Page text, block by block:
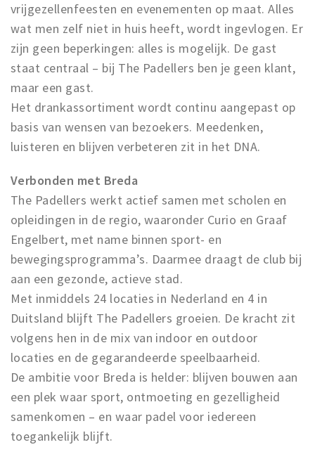
vrijgezellenfeesten en evenementen op maat. Alles
wat men zelf niet in huis heeft, wordt ingevlogen. Er
zijn geen beperkingen: alles is mogelijk. De gast
staat centraal – bij The Padellers ben je geen klant,
maar een gast.
Het drankassortiment wordt continu aangepast op
basis van wensen van bezoekers. Meedenken,
luisteren en blijven verbeteren zit in het DNA.
Verbonden met Breda
The Padellers werkt actief samen met scholen en
opleidingen in de regio, waaronder Curio en Graaf
Engelbert, met name binnen sport- en
bewegingsprogramma’s. Daarmee draagt de club bij
aan een gezonde, actieve stad.
Met inmiddels 24 locaties in Nederland en 4 in
Duitsland blijft The Padellers groeien. De kracht zit
volgens hen in de mix van indoor en outdoor
locaties en de gegarandeerde speelbaarheid.
De ambitie voor Breda is helder: blijven bouwen aan
een plek waar sport, ontmoeting en gezelligheid
samenkomen – en waar padel voor iedereen
toegankelijk blijft.